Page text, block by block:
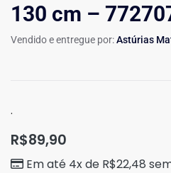
130 cm –
Vendido e entregue por:Astúrias
.
R$89,90
Em até 4x de R$22,48